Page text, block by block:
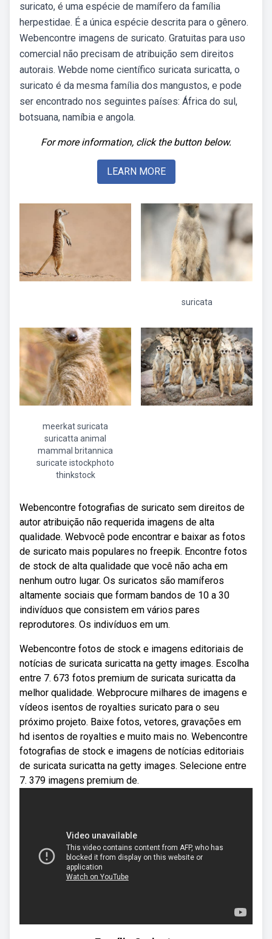
suricato, é uma espécie de mamífero da família
herpestidae. É a única espécie descrita para o gênero.
Webencontre imagens de suricato. Gratuitas para uso
comercial não precisam de atribuição sem direitos
autorais. Webde nome científico suricata suricatta, o
suricato é da mesma família dos mangustos, e pode
ser encontrado nos seguintes países: África do sul,
botsuana, namíbia e angola.
For more information, click the button below.
LEARN MORE
suricata
meerkat suricata
suricatta animal
mammal britannica
suricate istockphoto
thinkstock
Webencontre fotografias de suricato sem direitos de
autor atribuição não requerida imagens de alta
qualidade. Webvocê pode encontrar e baixar as fotos
de suricato mais populares no freepik. Encontre fotos
de stock de alta qualidade que você não acha em
nenhum outro lugar. Os suricatos são mamíferos
altamente sociais que formam bandos de 10 a 30
indivíduos que consistem em vários pares
reprodutores. Os indivíduos em um.
Webencontre fotos de stock e imagens editoriais de
notícias de suricata suricatta na getty images. Escolha
entre 7. 673 fotos premium de suricata suricatta da
melhor qualidade. Webprocure milhares de imagens e
vídeos isentos de royalties suricato para o seu
próximo projeto. Baixe fotos, vetores, gravações em
hd isentos de royalties e muito mais no. Webencontre
fotografias de stock e imagens de notícias editoriais
de suricata suricatta na getty images. Selecione entre
7. 379 imagens premium de.